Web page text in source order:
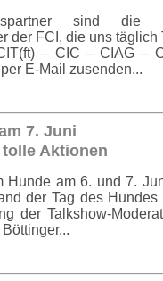
sind
der FCI, die uns
– CIC – CIAG –
E-Mail zusenden...
7. Juni
Aktionen
Hunde am 6. und 7.
der Tag des
der Talkshow-